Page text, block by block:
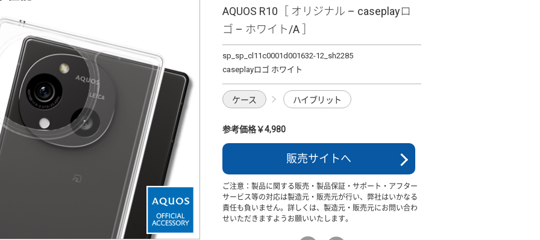
AQUOS R10［ オリジナル – caseplayロ
ゴ – ホワイト/A ］
sp_sp_cl11c0001d001632-12_sh2285
caseplayロゴ ホワイト
ケース ハイブリット
参考価格￥4,980
販売サイトへ
ご注意：製品に関する販売・製品保証・サポート・アフター
サービス等の対応は製造元・販売元が行い、弊社はいかなる
責任も負いません。詳しくは、製造元・販売元にお問い合わ
せいただきますようお願いいたします。